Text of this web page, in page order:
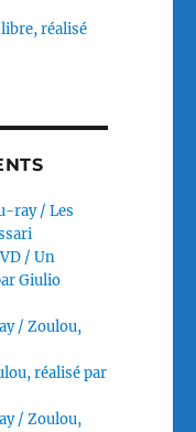
réalisé
ray / Les
/ Un
Giulio
/ Zoulou,
réalisé par
/ Zoulou,